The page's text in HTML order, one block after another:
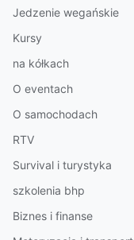
Jedzenie wegańskie
Kursy
na kółkach
O eventach
O samochodach
RTV
Survival i turystyka
szkolenia bhp
Biznes i finanse